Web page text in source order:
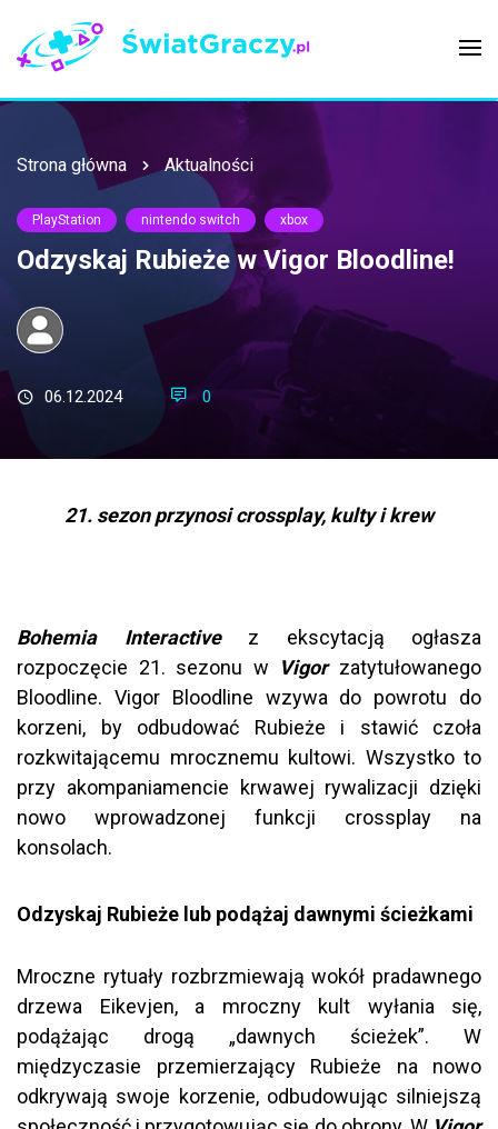
Strona główna Aktualności
PlayStation nintendo switch xbox
Odzyskaj Rubieże w Vigor Bloodline!
06.12.2024 0
21. sezon przynosi crossplay, kulty i krew
Bohemia Interactive z ekscytacją ogłasza
rozpoczęcie 21. sezonu w
Vigorzatytułowanego
Bloodline. Vigor Bloodline wzywa do powrotu do
korzeni, by odbudować Rubieże i stawić czoła
rozkwitającemu mrocznemu kultowi. Wszystko to
przy akompaniamencie krwawej rywalizacji dzięki
nowo wprowadzonej funkcji crossplay na
konsolach.
Odzyskaj Rubieże lub podążaj dawnymi ścieżkami
Mroczne rytuały rozbrzmiewają wokół pradawnego
drzewa Eikevjen, a mroczny kult wyłania się,
podążając drogą „dawnych ścieżek”. W
międzyczasie przemierzający Rubieże na nowo
odkrywają swoje korzenie, odbudowując silniejszą